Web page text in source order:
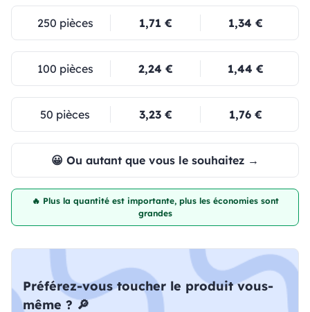
250 pièces 1,71 € 1,34 €
100 pièces 2,24 € 1,44 €
50 pièces 3,23 € 1,76 €
😀 Ou autant que vous le souhaitez →
🔥 Plus la quantité est importante, plus les économies sont
grandes
Préférez-vous toucher le produit vous-
même ? 🔎